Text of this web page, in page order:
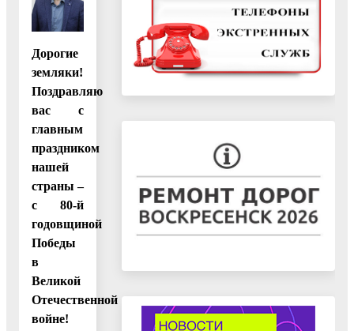
Дорогие
земляки!
Поздравляю
вас с
главным
праздником
нашей
страны –
с 80-й
годовщиной
Победы
в
Великой
Отечественной
войне!